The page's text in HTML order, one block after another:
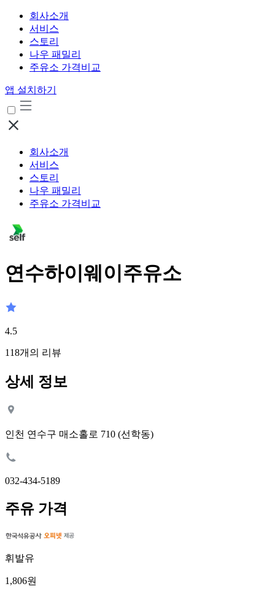
회사소개
서비스
스토리
나우 패밀리
주유소 가격비교
앱 설치하기
회사소개
서비스
스토리
나우 패밀리
주유소 가격비교
연수하이웨이주유소
4.5
118개의 리뷰
상세 정보
인천 연수구 매소홀로 710 (선학동)
032-434-5189
주유 가격
휘발유
1,806원